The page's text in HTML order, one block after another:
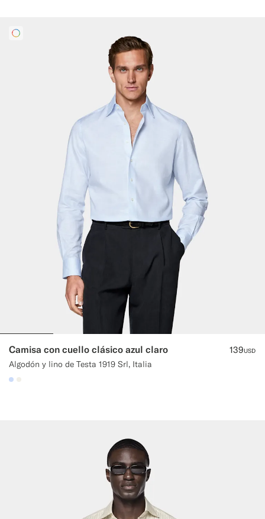
Camisa con cuello clásico azul claro
Algodón y lino de Testa 1919 Srl, Italia
139USD
#CCDCF9